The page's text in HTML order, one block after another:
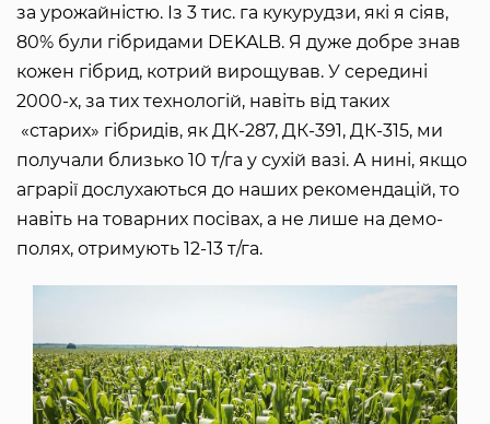
за урожайністю. Із 3 тис. га кукурудзи, які я сіяв,
80% були гібридами DEKALB. Я дуже добре знав
кожен гібрид, котрий вирощував. У середині
2000-х, за тих технологій, навіть від таких
«старих» гібридів, як ДК-287, ДК-391, ДК-315, ми
получали близько 10 т/га у сухій вазі. А нині, якщо
аграрії дослухаються до наших рекомендацій, то
навіть на товарних посівах, а не лише на демо-
полях, отримують 12-13 т/га.